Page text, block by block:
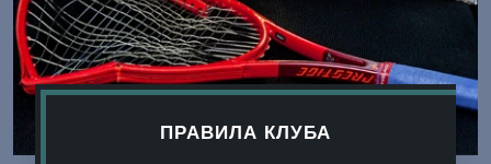
ПРАВИЛА КЛУБА